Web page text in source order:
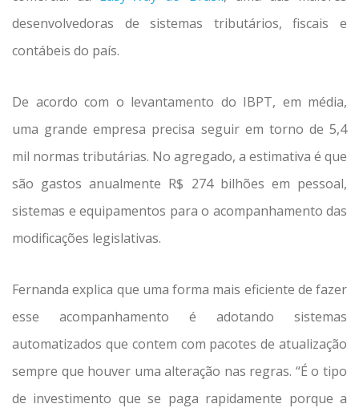
desenvolvedoras de sistemas tributários, fiscais e
contábeis do país.
De acordo com o levantamento do IBPT, em média,
uma grande empresa precisa seguir em torno de 5,4
mil normas tributárias. No agregado, a estimativa é que
são gastos anualmente R$ 274 bilhões em pessoal,
sistemas e equipamentos para o acompanhamento das
modificações legislativas.
Fernanda explica que uma forma mais eficiente de fazer
esse acompanhamento é adotando sistemas
automatizados que contem com pacotes de atualização
sempre que houver uma alteração nas regras. “É o tipo
de investimento que se paga rapidamente porque a